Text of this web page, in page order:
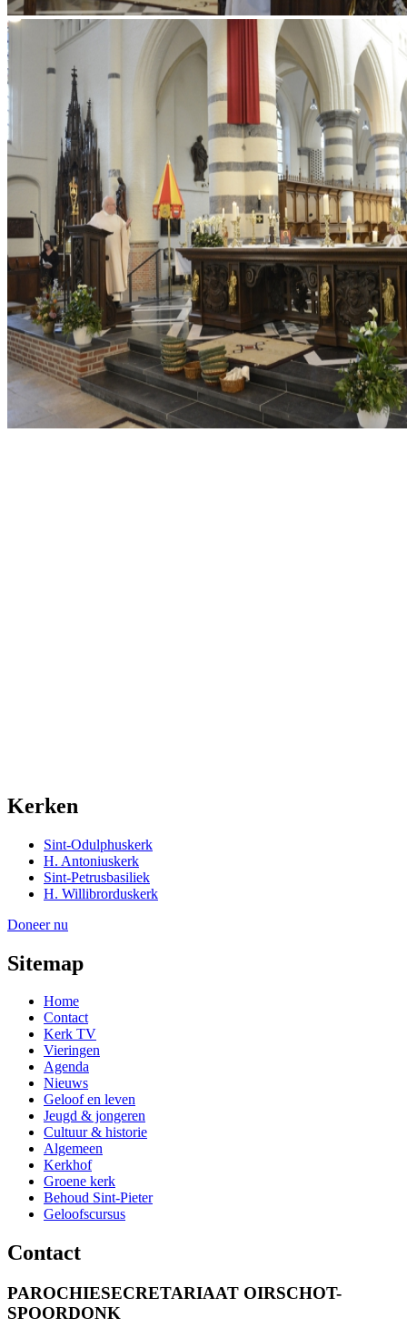
Kerken
Sint-Odulphuskerk
H. Antoniuskerk
Sint-Petrusbasiliek
H. Willibrorduskerk
Doneer nu
Sitemap
Home
Contact
Kerk TV
Vieringen
Agenda
Nieuws
Geloof en leven
Jeugd & jongeren
Cultuur & historie
Algemeen
Kerkhof
Groene kerk
Behoud Sint-Pieter
Geloofscursus
Contact
PAROCHIESECRETARIAAT OIRSCHOT-
SPOORDONK